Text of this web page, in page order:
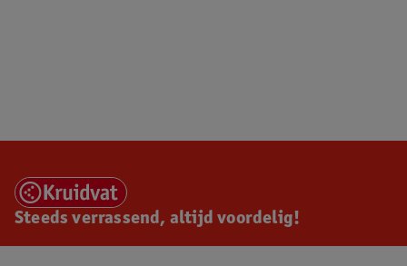
Steeds verrassend, altijd voordelig!